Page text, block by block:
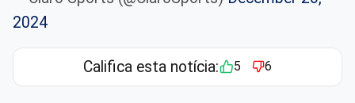
2024
Califica esta notícia: 5 6